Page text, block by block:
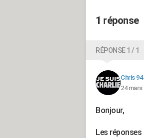
1 réponse
RÉPONSE 1 / 1
Chris 94
24 mars
Bonjour,
Les